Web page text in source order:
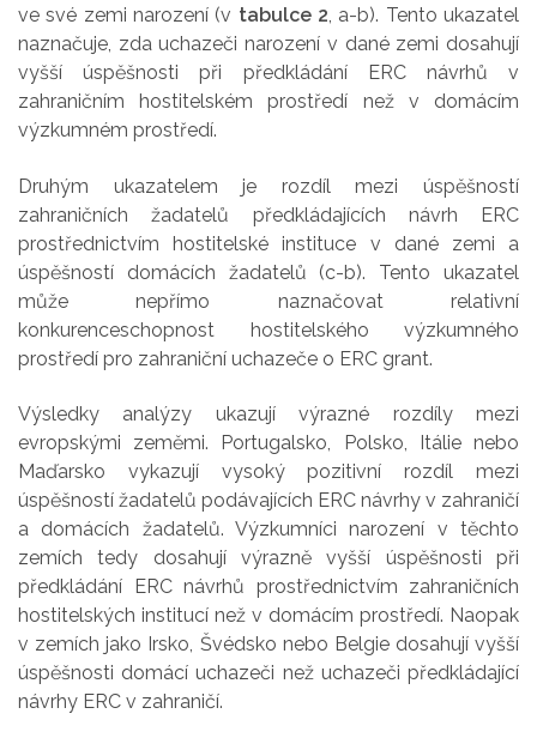
ve své zemi narození (v tabulce 2, a-b). Tento ukazatel
naznačuje, zda uchazeči narození v dané zemi dosahují
vyšší úspěšnosti při předkládání ERC návrhů v
zahraničním hostitelském prostředí než v domácím
výzkumném prostředí.
Druhým ukazatelem je rozdíl mezi úspěšností
zahraničních žadatelů předkládajících návrh ERC
prostřednictvím hostitelské instituce v dané zemi a
úspěšností domácích žadatelů (c-b). Tento ukazatel
může nepřímo naznačovat relativní
konkurenceschopnost hostitelského výzkumného
prostředí pro zahraniční uchazeče o ERC grant.
Výsledky analýzy ukazují výrazné rozdíly mezi
evropskými zeměmi. Portugalsko, Polsko, Itálie nebo
Maďarsko vykazují vysoký pozitivní rozdíl mezi
úspěšností žadatelů podávajících ERC návrhy v zahraničí
a domácích žadatelů. Výzkumníci narození v těchto
zemích tedy dosahují výrazně vyšší úspěšnosti při
předkládání ERC návrhů prostřednictvím zahraničních
hostitelských institucí než v domácím prostředí. Naopak
v zemích jako Irsko, Švédsko nebo Belgie dosahují vyšší
úspěšnosti domácí uchazeči než uchazeči předkládající
návrhy ERC v zahraničí.